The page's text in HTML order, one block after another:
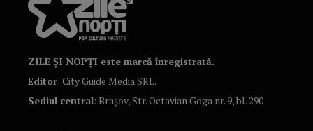
ZILE ȘI NOPȚI este marcă înregistrată.
Editor: City Guide Media SRL.
Sediul central: Brașov, Str. Octavian Goga nr. 9, bl. 290